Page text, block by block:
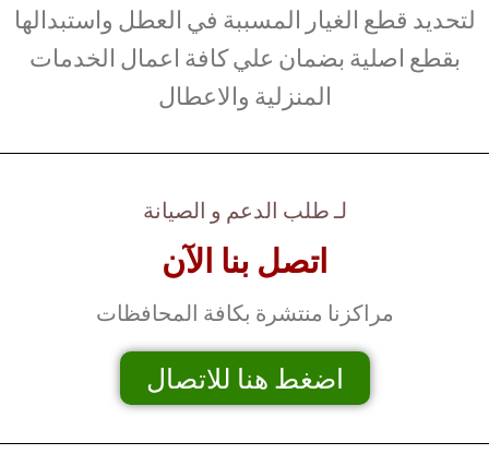
لتحديد قطع الغيار المسببة في العطل واستبدالها
بقطع اصلية بضمان علي كافة اعمال الخدمات
المنزلية والاعطال
لـ طلب الدعم و الصيانة
اتصل بنا الآن
مراكزنا منتشرة بكافة المحافظات
اضغط هنا للاتصال